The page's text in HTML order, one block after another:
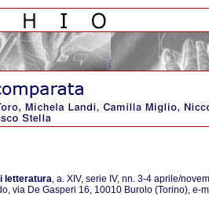
letteratura, a. XIV, serie IV, nn. 3-4 aprile/
via De Gasperi 16, 10010 Burolo (Torino), e-